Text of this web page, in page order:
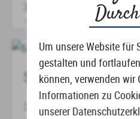
Um unsere Website für
gestalten und
können, verwenden wir
Informationen zu
unserer
105,00€ inkl.
Produkt
weist
mehrere
Varianten
30,00€–105,00€ inkl.